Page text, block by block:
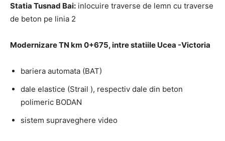
Statia Tusnad Bai: inlocuire traverse de lemn cu traverse
de beton pe linia 2
Modernizare TN km 0+675, intre statiile Ucea -Victoria
bariera automata (BAT)
dale elastice (Strail ), respectiv dale din beton
polimeric BODAN
sistem supraveghere video